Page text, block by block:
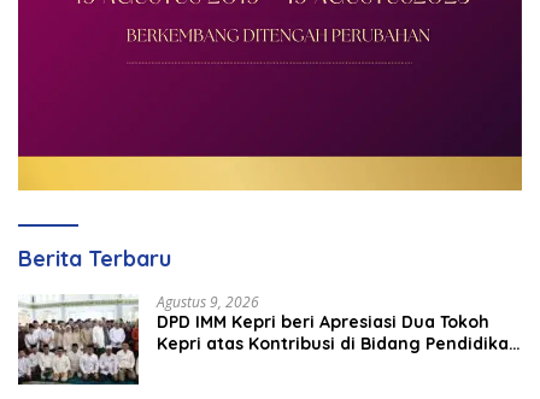
Berita Terbaru
Agustus 9, 2026
DPD IMM Kepri beri Apresiasi Dua Tokoh
Kepri atas Kontribusi di Bidang Pendidikan